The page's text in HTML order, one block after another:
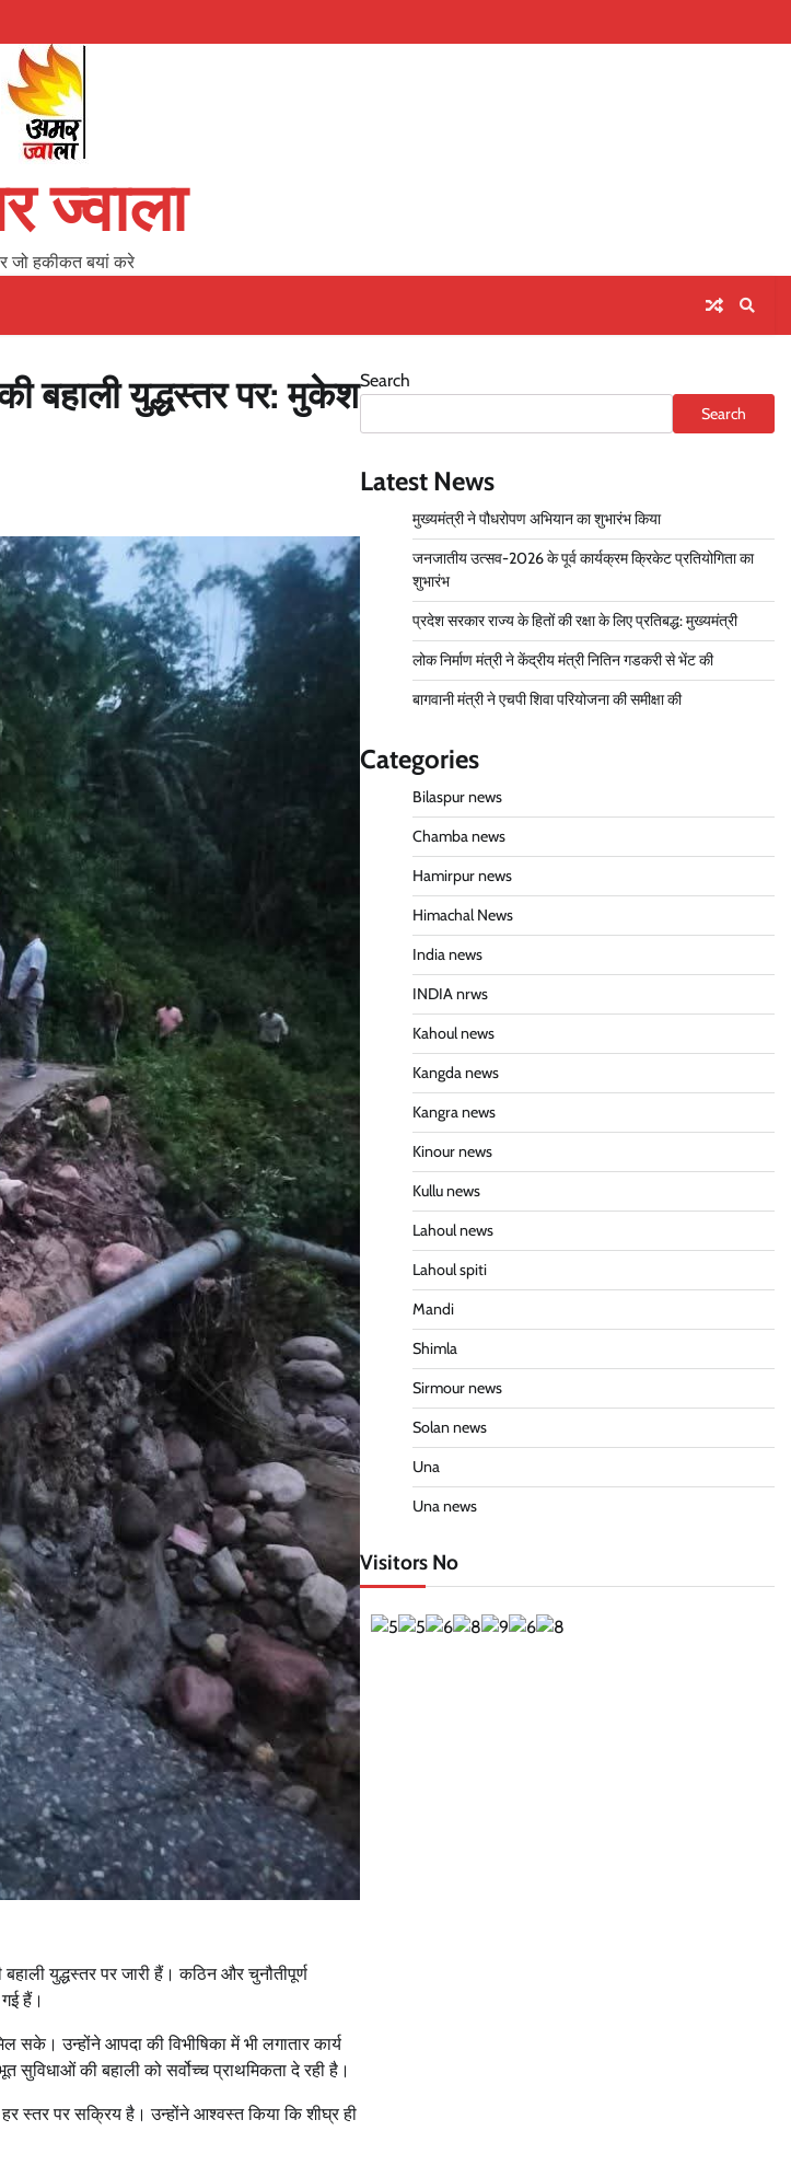
ज्वाला
जो हकीकत बयां करे
बहाली युद्धस्तर पर: मुकेश
युद्धस्तर पर जारी हैं। कठिन और चुनौतीपूर्ण
हैं।
सके। उन्होंने आपदा की विभीषिका में भी लगातार कार्य
सुविधाओं की बहाली को सर्वोच्च प्राथमिकता दे रही है।
स्तर पर सक्रिय है। उन्होंने आश्वस्त किया कि शीघ्र ही
Search
Search
Latest News
मुख्यमंत्री ने पौधरोपण अभियान का शुभारंभ किया
जनजातीय उत्सव-2026 के पूर्व कार्यक्रम क्रिकेट प्रतियोगिता का
शुभारंभ
प्रदेश सरकार राज्य के हितों की रक्षा के लिए प्रतिबद्ध: मुख्यमंत्री
लोक निर्माण मंत्री ने केंद्रीय मंत्री नितिन गडकरी से भेंट की
बागवानी मंत्री ने एचपी शिवा परियोजना की समीक्षा की
Categories
Bilaspur news
Chamba news
Hamirpur news
Himachal News
India news
INDIA nrws
Kahoul news
Kangda news
Kangra news
Kinour news
Kullu news
Lahoul news
Lahoul spiti
Mandi
Shimla
Sirmour news
Solan news
Una
Una news
Visitors No